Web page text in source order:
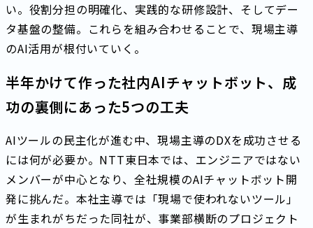
い。役割分担の明確化、実践的な研修設計、そしてデー
タ基盤の整備。これらを組み合わせることで、現場主導
のAI活用が根付いていく。
半年かけて作った社内AIチャットボット、成
功の裏側にあった5つの工夫
AIツールの民主化が進む中、現場主導のDXを成功させる
には何が必要か。NTT東日本では、エンジニアではない
メンバーが中心となり、全社規模のAIチャットボット開
発に挑んだ。本社主導では「現場で使われないツール」
が生まれがちだった同社が、事業部横断のプロジェクト